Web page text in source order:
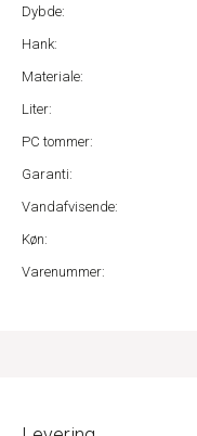
Dybde:
Hank:
Materiale:
Liter:
PC tommer:
Garanti:
Vandafvisende:
Køn:
Varenummer: